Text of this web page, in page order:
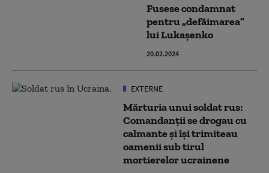
Fusese condamnat
pentru „defăimarea”
lui Lukaşenko
20.02.2024
EXTERNE
Mărturia unui soldat rus:
Comandanții se drogau cu
calmante și își trimiteau
oamenii sub tirul
mortierelor ucrainene